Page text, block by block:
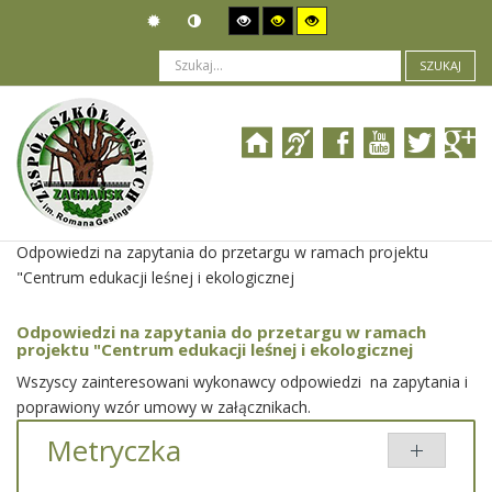
SZUKAJ
Jesteś tutaj: Zamówienia publiczne
Wszczęcie postępowania
Odpowiedzi na zapytania do przetargu w ramach projektu
"Centrum edukacji leśnej i ekologicznej
Odpowiedzi na zapytania do przetargu w ramach
projektu "Centrum edukacji leśnej i ekologicznej
Wszyscy zainteresowani wykonawcy odpowiedzi na zapytania i
poprawiony wzór umowy w załącznikach.
Metryczka